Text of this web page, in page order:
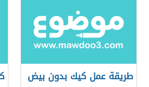
طريقة عمل كيك بدون بيض